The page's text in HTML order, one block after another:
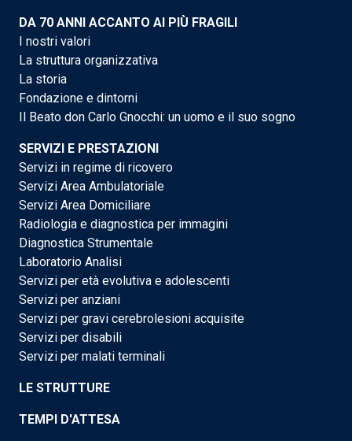
DA 70 ANNI ACCANTO AI PIÙ FRAGILI
I nostri valori
La struttura organizzativa
La storia
Fondazione e dintorni
Il Beato don Carlo Gnocchi: un uomo e il suo sogno
SERVIZI E PRESTAZIONI
Servizi in regime di ricovero
Servizi Area Ambulatoriale
Servizi Area Domiciliare
Radiologia e diagnostica per immagini
Diagnostica Strumentale
Laboratorio Analisi
Servizi per età evolutiva e adolescenti
Servizi per anziani
Servizi per gravi cerebrolesioni acquisite
Servizi per disabili
Servizi per malati terminali
LE STRUTTURE
TEMPI D'ATTESA